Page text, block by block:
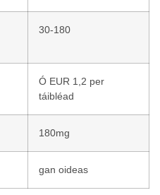
30-180
Ó EUR 1,2 per
táibléad
180mg
gan oideas